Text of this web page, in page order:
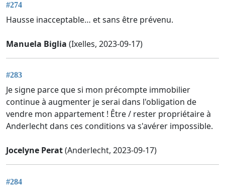
#274
Hausse inacceptable… et sans être prévenu.
Manuela Biglia (Ixelles, 2023-09-17)
#283
Je signe parce que si mon précompte immobilier
continue à augmenter je serai dans l'obligation de
vendre mon appartement ! Être / rester propriétaire à
Anderlecht dans ces conditions va s'avérer impossible.
Jocelyne Perat(Anderlecht, 2023-09-17)
#284